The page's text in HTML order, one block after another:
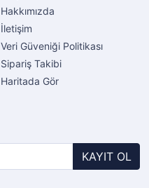
Hakkımızda
İletişim
Veri Güveniği Politikası
Sipariş Takibi
Haritada Gör
KAYIT OL